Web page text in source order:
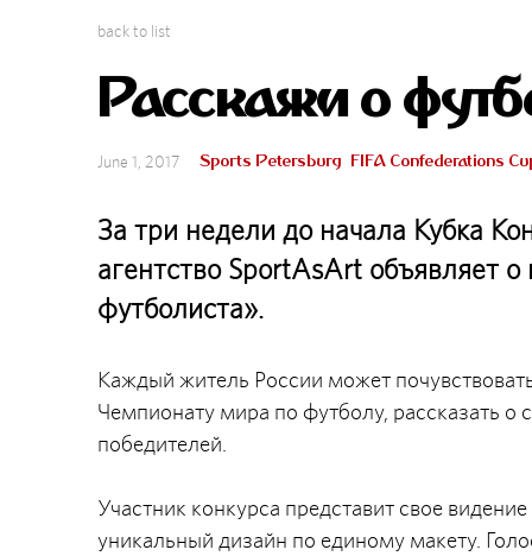
back to list
Расскажи о
June 1, 2017 Sports Petersburg FIFA Confederations
За три недели до начала Кубка
агентство SportAsArt объявляет о
футболиста».
Каждый житель России может
Чемпионату мира по футболу, рассказать о
победителей.
Участник конкурса представит свое
уникальный дизайн по единому макету.